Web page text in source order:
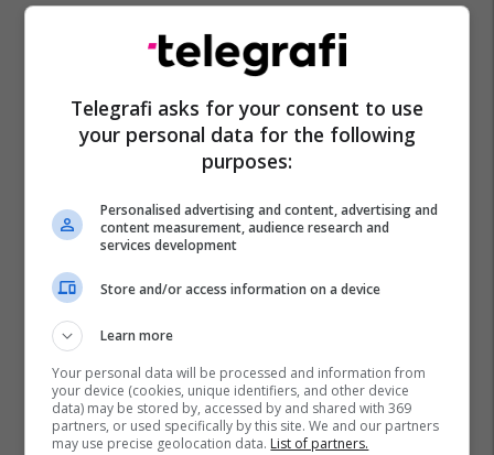
Telegrafi asks for your consent to use
your personal data for the following
purposes:
Personalised advertising and content, advertising and
content measurement, audience research and
services development
Store and/or access information on a device
Learn more
Your personal data will be processed and information from
your device (cookies, unique identifiers, and other device
data) may be stored by, accessed by and shared with 369
partners, or used specifically by this site. We and our partners
may use precise geolocation data. List of partners.